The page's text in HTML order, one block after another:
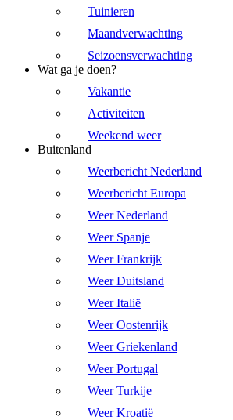
Tuinieren
Maandverwachting
Seizoensverwachting
Wat ga je doen?
Vakantie
Activiteiten
Weekend weer
Buitenland
Weerbericht Nederland
Weerbericht Europa
Weer Nederland
Weer Spanje
Weer Frankrijk
Weer Duitsland
Weer Italië
Weer Oostenrijk
Weer Griekenland
Weer Portugal
Weer Turkije
Weer Kroatië